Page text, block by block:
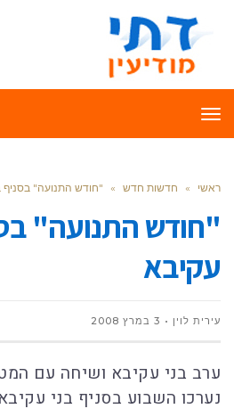
תפריט
ראשי » חדשות חדש » "חודש התנועה" בסניף
"חודש התנועה"
עקיבא
עירית לוין 3 במרץ 2008
ערב בני עקיבא ושיחה עם
נערכו השבוע בסניף בני